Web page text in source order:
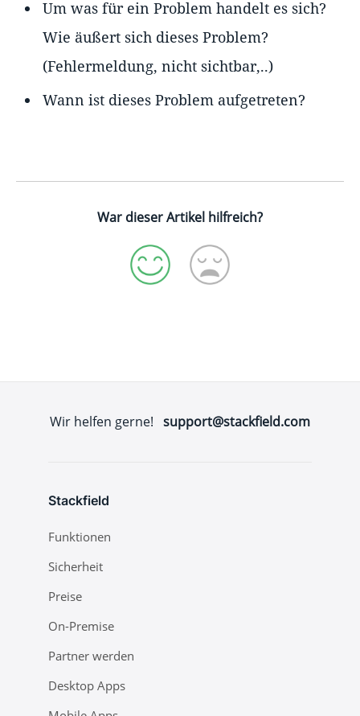
Um was für ein Problem handelt es sich?
Wie äußert sich dieses Problem?
(Fehlermeldung, nicht sichtbar,..)
Wann ist dieses Problem aufgetreten?
War dieser Artikel hilfreich?
Wir helfen gerne! support@stackfield.com
Stackfield
Funktionen
Sicherheit
Preise
On-Premise
Partner werden
Desktop Apps